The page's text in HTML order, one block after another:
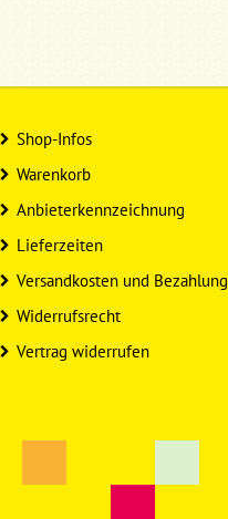
Shop-Infos
Warenkorb
Anbieterkennzeichnung
Lieferzeiten
Versandkosten und Bezahlung
Widerrufsrecht
Vertrag widerrufen